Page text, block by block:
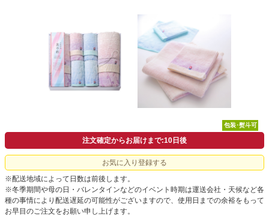
無料サンプル・資料請求
包装･熨斗可
注文確定からお届けまで:10日後
お気に入り登録する
※配送地域によって日数は前後します。
※冬季期間や母の日・バレンタインなどのイベント時期は運送会社・天候など各
種の事情により配送遅延の可能性がございますので、使用日までの余裕をもって
お早目のご注文をお願い申し上げます。